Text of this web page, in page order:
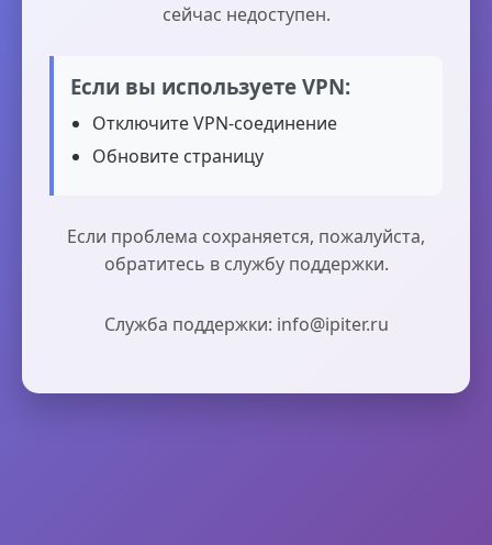
сейчас недоступен.
Если вы используете VPN:
Отключите VPN-соединение
Обновите страницу
Если проблема сохраняется, пожалуйста,
обратитесь в службу поддержки.
Служба поддержки: info@ipiter.ru